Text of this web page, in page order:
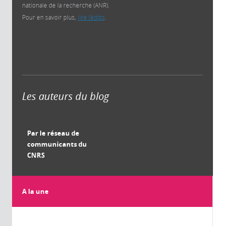
nationale de la recherche (ANR).
Pour en savoir plus, lire l'édito
Les auteurs du blog
Par le réseau de
communicants du
CNRS
A la une